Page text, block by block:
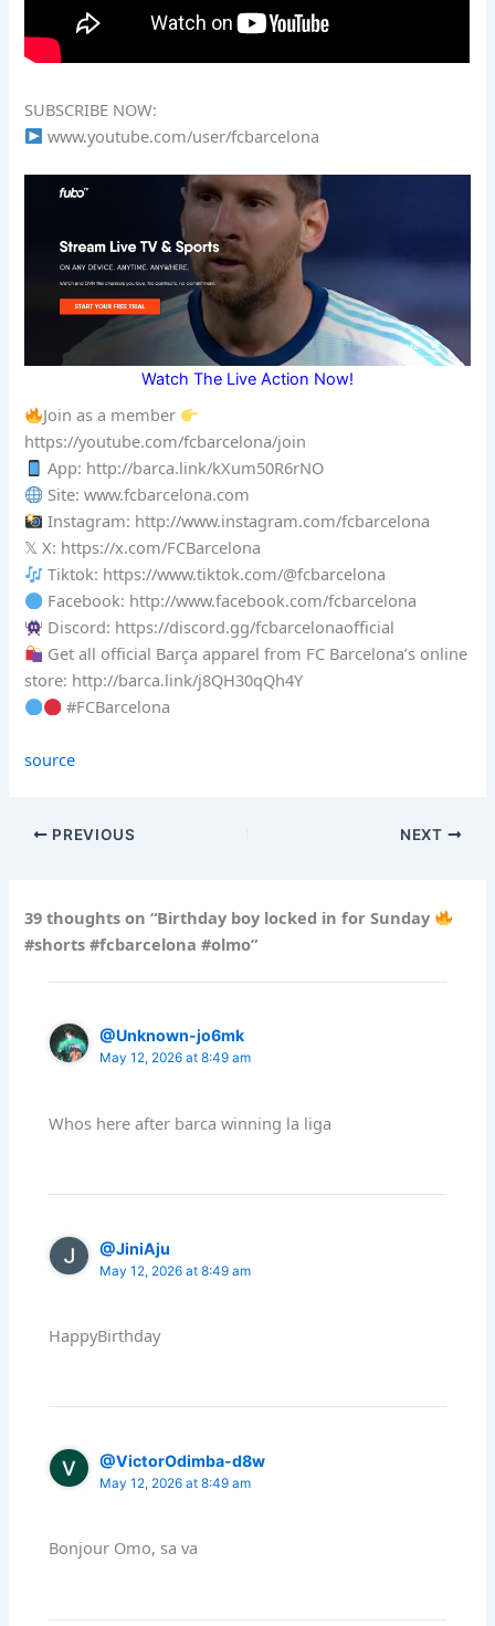
SUBSCRIBE NOW:
www.youtube.com/user/fcbarcelona
Watch The Live Action Now!
Join as a member
https://youtube.com/fcbarcelona/join
App: http://barca.link/kXum50R6rNO
Site: www.fcbarcelona.com
Instagram: http://www.instagram.com/fcbarcelona
𝕏 X: https://x.com/FCBarcelona
Tiktok: https://www.tiktok.com/@fcbarcelona
Facebook: http://www.facebook.com/fcbarcelona
Discord: https://discord.gg/fcbarcelonaofficial
Get all official Barça apparel from FC Barcelona’s online
store: http://barca.link/j8QH30qQh4Y
#FCBarcelona
source
PREVIOUS NEXT
39 thoughts on “Birthday boy locked in for Sunday
#shorts #fcbarcelona #olmo”
@Unknown-jo6mk
May 12, 2026 at 8:49 am
Whos here after barca winning la liga
@JiniAju
May 12, 2026 at 8:49 am
HappyBirthday
@VictorOdimba-d8w
May 12, 2026 at 8:49 am
Bonjour Omo, sa va